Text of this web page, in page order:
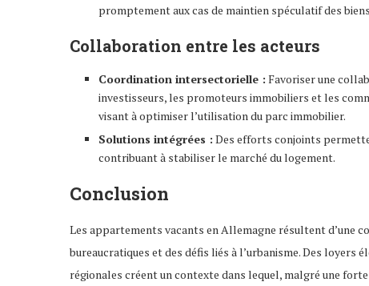
promptement aux cas de maintien spéculatif des
Collaboration entre les acteurs
Coordination intersectorielle : Favoriser une
investisseurs, les promoteurs immobiliers et les
visant à optimiser l’utilisation du parc immobilier.
Solutions intégrées : Des efforts conjoints
contribuant à stabiliser le marché du logement.
Conclusion
Les appartements vacants en Allemagne résultent d’une
bureaucratiques et des défis liés à l’urbanisme. Des
régionales créent un contexte dans lequel, malgré une